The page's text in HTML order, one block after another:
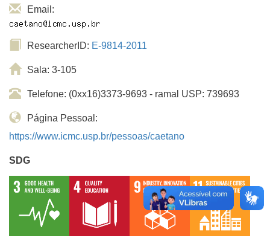
Email:
ResearcherID: E-9814-2011
Sala: 3-105
Telefone: (0xx16)3373-9693 - ramal USP: 739693
Página Pessoal:
https://www.icmc.usp.br/pessoas/caetano
SDG